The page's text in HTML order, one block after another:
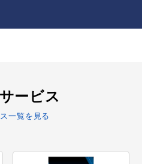
ービス
一覧を見る